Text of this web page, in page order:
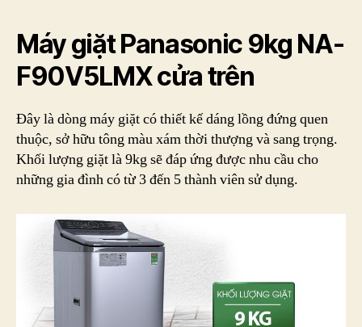
Máy giặt Panasonic 9kg NA-
F90V5LMX cửa trên
Đây là dòng máy giặt có thiết kế dáng lồng đứng quen
thuộc, sở hữu tông màu xám thời thượng và sang trọng.
Khối lượng giặt là 9kg sẽ đáp ứng được nhu cầu cho
những gia đình có từ 3 đến 5 thành viên sử dụng.